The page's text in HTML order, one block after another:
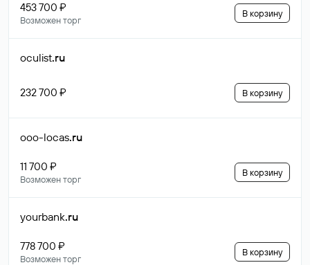
453 700 ₽
Возможен торг
В корзину
oculist.ru
232 700 ₽ В корзину
ooo-locas.ru
11 700 ₽
Возможен торг
В корзину
yourbank.ru
778 700 ₽
Возможен торг
В корзину